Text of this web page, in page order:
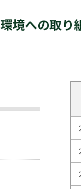
環境への取り